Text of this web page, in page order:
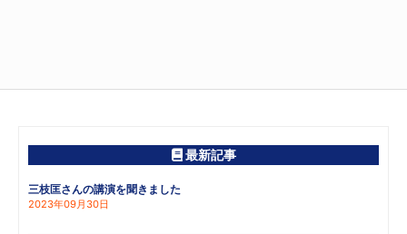
最新記事
三枝匡さんの講演を聞きました
2023年09月30日